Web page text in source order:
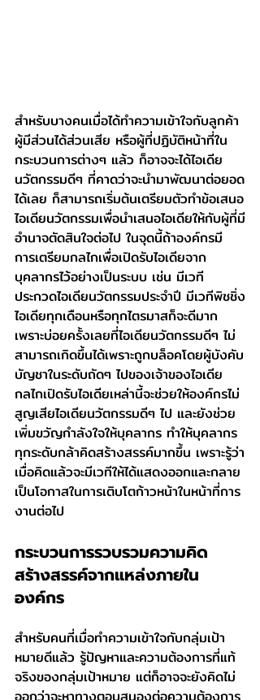
สำหรับบางคนเมื่อได้ทำความเข้าใจกับลูกค้า
ผู้มีส่วนได้ส่วนเสีย หรือผู้ที่ปฏิบัติหน้าที่ใน
กระบวนการต่างๆ แล้ว ก็อาจจะได้ไอเดีย
นวัตกรรมดีๆ ที่คาดว่าจะนำมาพัฒนาต่อยอด
ได้เลย ก็สามารถเริ่มต้นเตรียมตัวทำข้อเสนอ
ไอเดียนวัตกรรมเพื่อนำเสนอไอเดียให้กับผู้ที่มี
อำนาจตัดสินใจต่อไป ในจุดนี้ถ้าองค์กรมี
การเตรียมกลไกเพื่อเปิดรับไอเดียจาก
บุคลากรไว้อย่างเป็นระบบ เช่น มีเวที
ประกวดไอเดียนวัตกรรมประจำปี มีเวทีพิชชิ่ง
ไอเดียทุกเดือนหรือทุกไตรมาสก็จะดีมาก
เพราะบ่อยครั้งเลยที่ไอเดียนวัตกรรมดีๆ ไม่
สามารถเกิดขึ้นได้เพราะถูกบล็อคโดยผู้บังคับ
บัญชาในระดับถัดๆ ไปของเจ้าของไอเดีย
กลไกเปิดรับไอเดียเหล่านี้จะช่วยให้องค์กรไม่
สูญเสียไอเดียนวัตกรรมดีๆ ไป และยังช่วย
เพิ่มขวัญกำลังใจให้บุคลากร ทำให้บุคลากร
ทุกระดับกล้าคิดสร้างสรรค์มากขึ้น เพราะรู้ว่า
เมื่อคิดแล้วจะมีเวทีให้ได้แสดงออกและกลาย
เป็นโอกาสในการเติบโตก้าวหน้าในหน้าที่การ
งานต่อไป
กระบวนการรวบรวมความคิด
สร้างสรรค์จากแหล่งภายใน
องค์กร
สำหรับคนที่เมื่อทำความเข้าใจกับกลุ่มเป้า
หมายดีแล้ว รู้ปัญหาและความต้องการที่แท้
จริงของกลุ่มเป้าหมาย แต่ก็อาจจะยังคิดไม่